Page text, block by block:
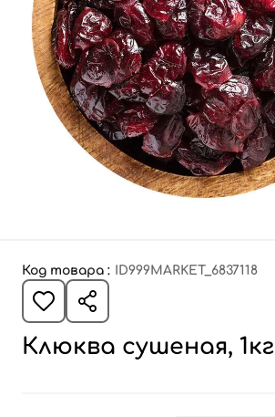
Код товара : ID999MARKET_6837118
Клюква сушеная, 1кг